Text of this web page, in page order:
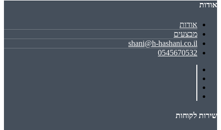
אודות
אודות
מבצעים
shani@h-hashani.co.il
0545670532
שירות לקוחות